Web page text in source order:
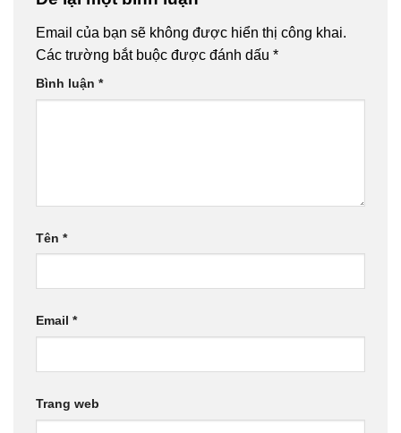
Email của bạn sẽ không được hiển thị công khai.
Các trường bắt buộc được đánh dấu *
Bình luận *
Tên *
Email *
Trang web